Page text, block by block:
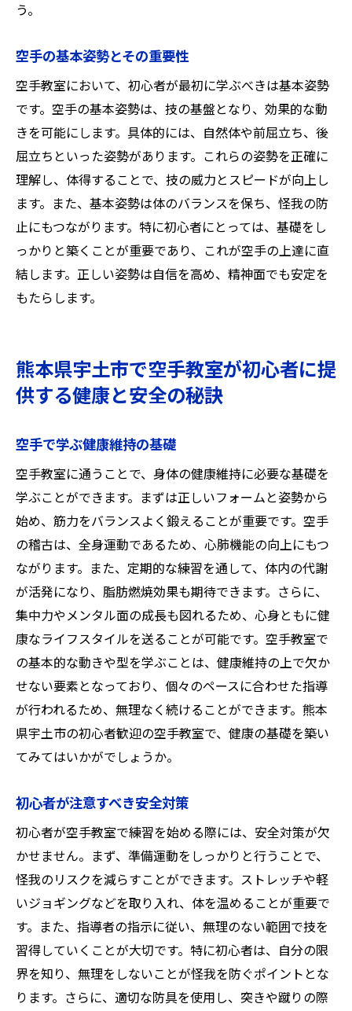
う。
空手の基本姿勢とその重要性
空手教室において、初心者が最初に学ぶべきは基本姿勢
です。空手の基本姿勢は、技の基盤となり、効果的な動
きを可能にします。具体的には、自然体や前屈立ち、後
屈立ちといった姿勢があります。これらの姿勢を正確に
理解し、体得することで、技の威力とスピードが向上し
ます。また、基本姿勢は体のバランスを保ち、怪我の防
止にもつながります。特に初心者にとっては、基礎をし
っかりと築くことが重要であり、これが空手の上達に直
結します。正しい姿勢は自信を高め、精神面でも安定を
もたらします。
熊本県宇土市で空手教室が初心者に提
供する健康と安全の秘訣
空手で学ぶ健康維持の基礎
空手教室に通うことで、身体の健康維持に必要な基礎を
学ぶことができます。まずは正しいフォームと姿勢から
始め、筋力をバランスよく鍛えることが重要です。空手
の稽古は、全身運動であるため、心肺機能の向上にもつ
ながります。また、定期的な練習を通して、体内の代謝
が活発になり、脂肪燃焼効果も期待できます。さらに、
集中力やメンタル面の成長も図れるため、心身ともに健
康なライフスタイルを送ることが可能です。空手教室で
の基本的な動きや型を学ぶことは、健康維持の上で欠か
せない要素となっており、個々のペースに合わせた指導
が行われるため、無理なく続けることができます。熊本
県宇土市の初心者歓迎の空手教室で、健康の基礎を築い
てみてはいかがでしょうか。
初心者が注意すべき安全対策
初心者が空手教室で練習を始める際には、安全対策が欠
かせません。まず、準備運動をしっかりと行うことで、
怪我のリスクを減らすことができます。ストレッチや軽
いジョギングなどを取り入れ、体を温めることが重要で
す。また、指導者の指示に従い、無理のない範囲で技を
習得していくことが大切です。特に初心者は、自分の限
界を知り、無理をしないことが怪我を防ぐポイントとな
ります。さらに、適切な防具を使用し、突きや蹴りの際